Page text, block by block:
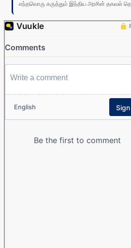
எந்தவொரு கருத்தும் இந்திய அரசின் தகவல்